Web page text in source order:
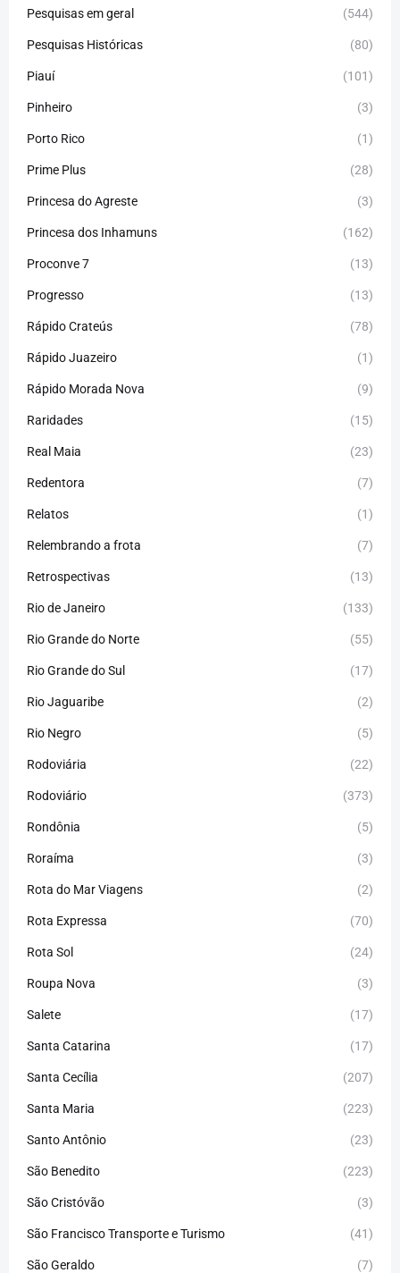
Pesquisas em geral (544)
Pesquisas Históricas (80)
Piauí (101)
Pinheiro (3)
Porto Rico (1)
Prime Plus (28)
Princesa do Agreste (3)
Princesa dos Inhamuns (162)
Proconve 7 (13)
Progresso (13)
Rápido Crateús (78)
Rápido Juazeiro (1)
Rápido Morada Nova (9)
Raridades (15)
Real Maia (23)
Redentora (7)
Relatos (1)
Relembrando a frota (7)
Retrospectivas (13)
Rio de Janeiro (133)
Rio Grande do Norte (55)
Rio Grande do Sul (17)
Rio Jaguaribe (2)
Rio Negro (5)
Rodoviária (22)
Rodoviário (373)
Rondônia (5)
Roraíma (3)
Rota do Mar Viagens (2)
Rota Expressa (70)
Rota Sol (24)
Roupa Nova (3)
Salete (17)
Santa Catarina (17)
Santa Cecília (207)
Santa Maria (223)
Santo Antônio (23)
São Benedito (223)
São Cristóvão (3)
São Francisco Transporte e Turismo (41)
São Geraldo (7)